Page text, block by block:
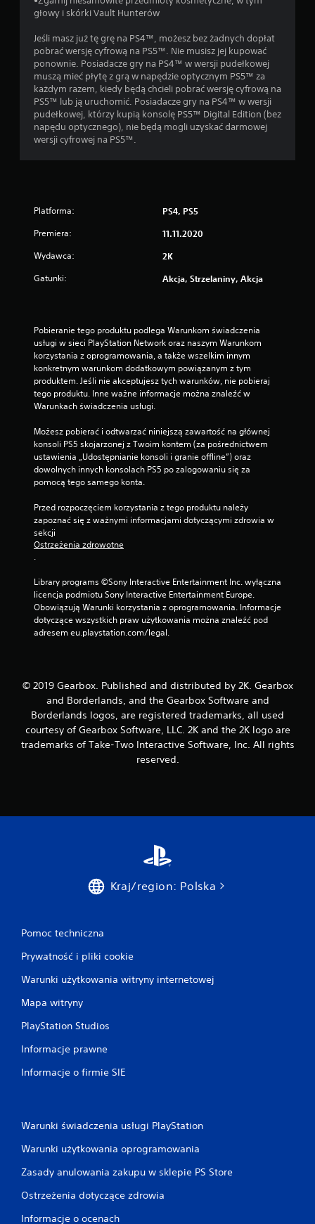
głowy i skórki Vault Hunterów
Jeśli masz już tę grę na PS4™, możesz bez żadnych dopłat
pobrać wersję cyfrową na PS5™. Nie musisz jej kupować
ponownie. Posiadacze gry na PS4™ w wersji pudełkowej
muszą mieć płytę z grą w napędzie optycznym PS5™ za
każdym razem, kiedy będą chcieli pobrać wersję cyfrową na
PS5™ lub ją uruchomić. Posiadacze gry na PS4™ w wersji
pudełkowej, którzy kupią konsolę PS5™ Digital Edition (bez
napędu optycznego), nie będą mogli uzyskać darmowej
wersji cyfrowej na PS5™.
Platforma: PS4, PS5
Premiera: 11.11.2020
Wydawca: 2K
Gatunki: Akcja, Strzelaniny, Akcja
Pobieranie tego produktu podlega Warunkom świadczenia
usługi w sieci PlayStation Network oraz naszym Warunkom
korzystania z oprogramowania, a także wszelkim innym
konkretnym warunkom dodatkowym powiązanym z tym
produktem. Jeśli nie akceptujesz tych warunków, nie pobieraj
tego produktu. Inne ważne informacje można znaleźć w
Warunkach świadczenia usługi.
Możesz pobierać i odtwarzać niniejszą zawartość na głównej
konsoli PS5 skojarzonej z Twoim kontem (za pośrednictwem
ustawienia „Udostępnianie konsoli i granie offline”) oraz
dowolnych innych konsolach PS5 po zalogowaniu się za
pomocą tego samego konta.
Przed rozpoczęciem korzystania z tego produktu należy
zapoznać się z ważnymi informacjami dotyczącymi zdrowia w
sekcji
Ostrzeżenia zdrowotne
.
Library programs ©Sony Interactive Entertainment Inc. wyłączna
licencja podmiotu Sony Interactive Entertainment Europe.
Obowiązują Warunki korzystania z oprogramowania. Informacje
dotyczące wszystkich praw użytkowania można znaleźć pod
adresem eu.playstation.com/legal.
© 2019 Gearbox. Published and distributed by 2K. Gearbox
and Borderlands, and the Gearbox Software and
Borderlands logos, are registered trademarks, all used
courtesy of Gearbox Software, LLC. 2K and the 2K logo are
trademarks of Take-Two Interactive Software, Inc. All rights
reserved.
Kraj/region: Polska
Pomoc techniczna
Prywatność i pliki cookie
Warunki użytkowania witryny internetowej
Mapa witryny
PlayStation Studios
Informacje prawne
Informacje o firmie SIE
Warunki świadczenia usługi PlayStation
Warunki użytkowania oprogramowania
Zasady anulowania zakupu w sklepie PS Store
Ostrzeżenia dotyczące zdrowia
Informacje o ocenach